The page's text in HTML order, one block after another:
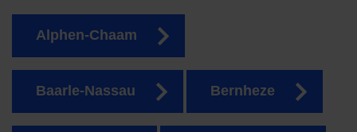
Alphen-Chaam
Baarle-Nassau Bernheze